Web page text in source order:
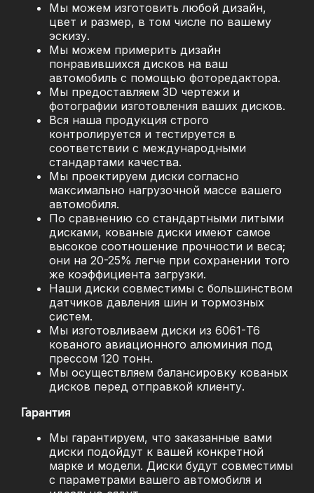
Мы можем изготовить любой дизайн,
цвет и размер, в том числе по вашему
эскизу.
Мы можем примерить дизайн
понравившихся дисков на ваш
автомобиль с помощью фоторедактора.
Мы предоставляем 3D чертежи и
фотографии изготовления ваших дисков.
Вся наша продукция строго
контролируется и тестируется в
соответствии с международными
стандартами качества.
Мы проектируем диски согласно
максимально нагрузочной массе вашего
автомобиля.
По сравнению со стандартными литыми
дисками, кованые диски имеют самое
высокое соотношение прочности и веса;
они на 20-25% легче при сохранении того
же коэффициента загрузки.
Наши диски совместимы с большинством
датчиков давления шин и тормозных
систем.
Мы изготовливаем диски из 6061-T6
кованого авиационного алюминия под
прессом 120 тонн.
Мы осуществляем балансировку кованых
дисков перед отправкой клиенту.
Гарантия
Мы гарантируем, что заказанные вами
диски подойдут к вашей конкретной
марке и модели. Диски будут совместимы
с параметрами вашего автомобиля и